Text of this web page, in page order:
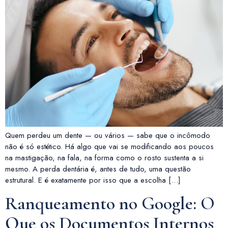
Quem perdeu um dente — ou vários — sabe que o incômodo
não é só estético. Há algo que vai se modificando aos poucos
na mastigação, na fala, na forma como o rosto sustenta a si
mesmo. A perda dentária é, antes de tudo, uma questão
estrutural. E é exatamente por isso que a escolha […]
Ranqueamento no Google: O
Que os Documentos Internos